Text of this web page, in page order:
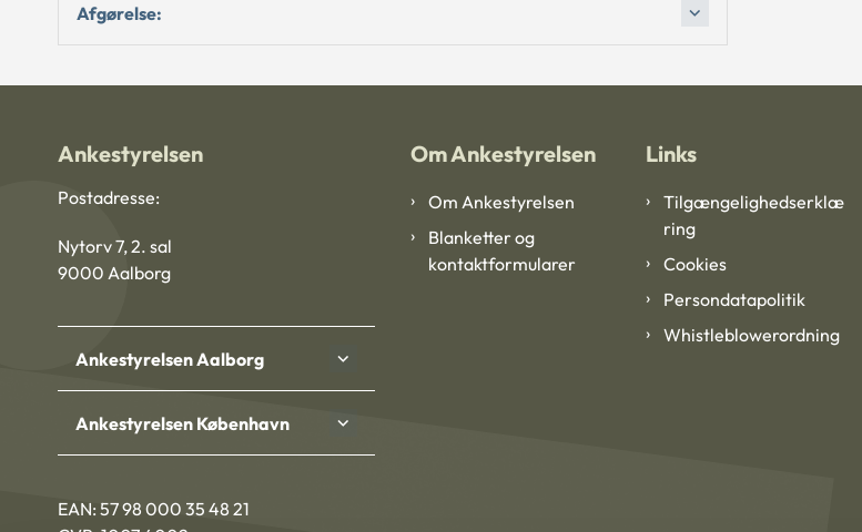
Afgørelse:
Ankestyrelsen
Postadresse:
Nytorv 7, 2. sal
9000 Aalborg
Ankestyrelsen Aalborg
Ankestyrelsen København
EAN: 57 98 000 35 48 21
Om Ankestyrelsen
Om Ankestyrelsen
Blanketter og
kontaktformularer
Links
Tilgængelighedserklæ
ring
Cookies
Persondatapolitik
Whistleblowerordning